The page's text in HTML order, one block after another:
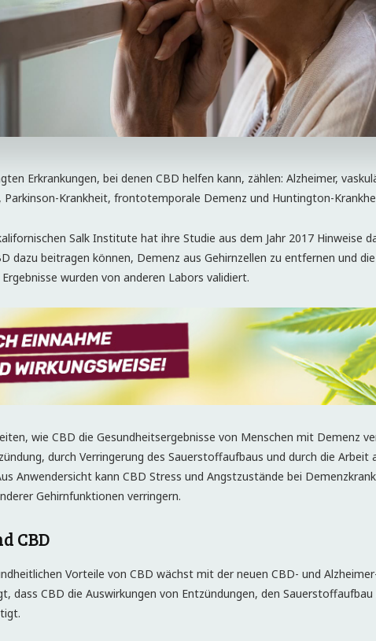
Erkrankungen, bei denen CBD helfen kann, zählen: Alzheimer,
Parkinson-Krankheit, frontotemporale Demenz und Huntington-
Salk Institute hat ihre Studie aus dem Jahr 2017 Hinweise
dazu beitragen können, Demenz aus Gehirnzellen zu entfernen und
wurden von anderen Labors validiert.
wie CBD die Gesundheitsergebnisse von Menschen mit Demenz
durch Verringerung des Sauerstoffaufbaus und durch die Arbeit
Anwendersicht kann CBD Stress und Angstzustände bei
Gehirnfunktionen verringern.
CBD
Vorteile von CBD wächst mit der neuen CBD- und
dass CBD die Auswirkungen von Entzündungen, den Sauerstoffaufbau